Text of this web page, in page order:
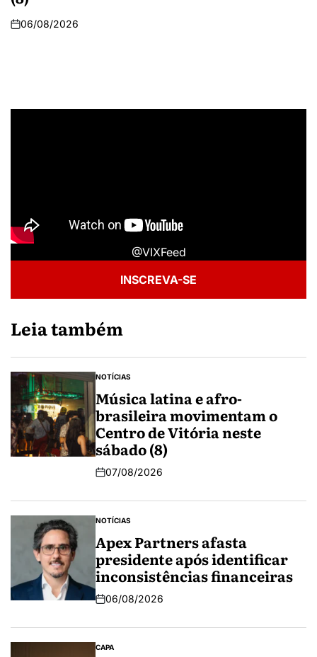
06/08/2026
@VIXFeed
INSCREVA-SE
Leia também
NOTÍCIAS
Música latina e afro-
brasileira movimentam o
Centro de Vitória neste
sábado (8)
07/08/2026
NOTÍCIAS
Apex Partners afasta
presidente após identificar
inconsistências financeiras
06/08/2026
CAPA